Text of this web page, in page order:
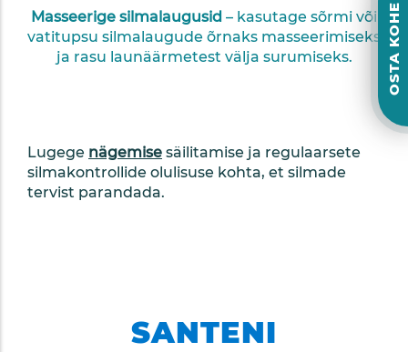
Masseerige silmalaugusid – kasutage sõrmi või
vatitupsu silmalaugude õrnaks masseerimiseks
ja rasu launäärmetest välja surumiseks.
Lugege nägemise säilitamise ja regulaarsete
silmakontrollide olulisuse kohta, et silmade
tervist parandada.
SANTENI
OSTA KOHE